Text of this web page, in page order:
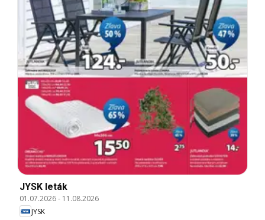
JYSK leták
01.07.2026- 11.08.2026
JYSK